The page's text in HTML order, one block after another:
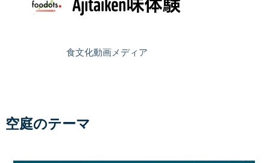
食文化動画メディア
空庭のテーマ